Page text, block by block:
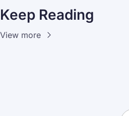
Keep Reading
View more